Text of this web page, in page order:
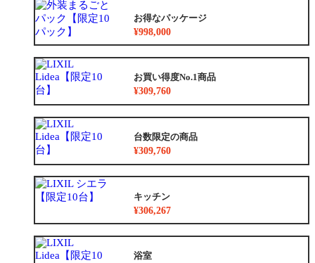
お得なパッケージ
¥998,000
お買い得度No.1商品
¥309,760
台数限定の商品
¥309,760
キッチン
¥306,267
浴室